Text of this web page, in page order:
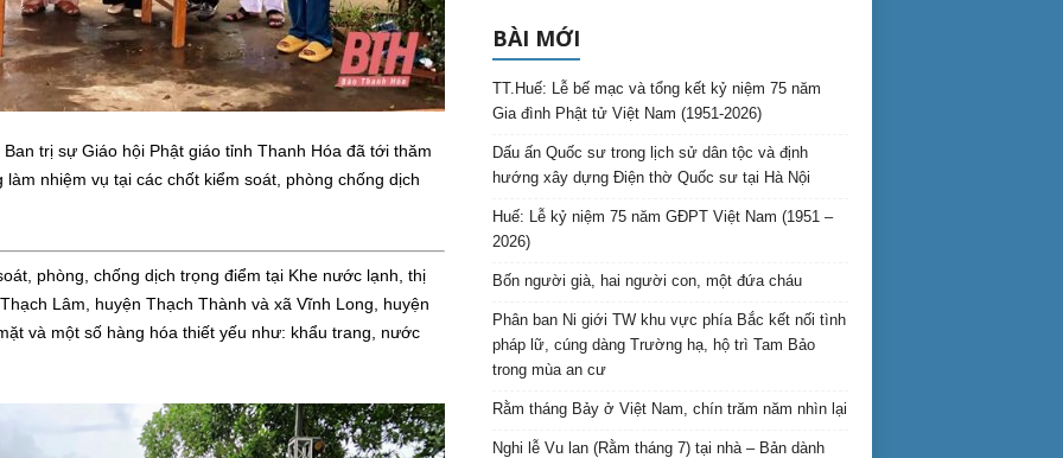
trị sự Giáo hội Phật giáo tỉnh Thanh Hóa đã tới thăm
nhiệm vụ tại các chốt kiểm soát, phòng chống dịch
phòng, chống dịch trọng điểm tại Khe nước lạnh, thị
Lâm, huyện Thạch Thành và xã Vĩnh Long, huyện
và một số hàng hóa thiết yếu như: khẩu trang, nước
BÀI MỚI
TT.Huế: Lễ bế mạc và tổng kết kỷ niệm 75 năm
Gia đình Phật tử Việt Nam (1951-2026)
Dấu ấn Quốc sư trong lịch sử dân tộc và định
hướng xây dựng Điện thờ Quốc sư tại Hà Nội
Huế: Lễ kỷ niệm 75 năm GĐPT Việt Nam (1951 –
2026)
Bốn người già, hai người con, một đứa cháu
Phân ban Ni giới TW khu vực phía Bắc kết nối tình
pháp lữ, cúng dàng Trường hạ, hộ trì Tam Bảo
trong mùa an cư
Rằm tháng Bảy ở Việt Nam, chín trăm năm nhìn lại
Nghi lễ Vu lan (Rằm tháng 7) tại nhà – Bản dành